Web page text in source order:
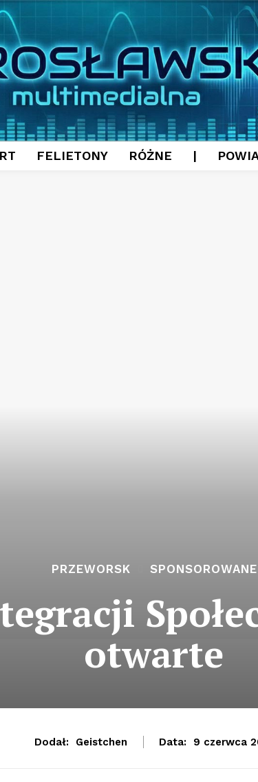
FELIETONY RÓŻNE |
PRZEWORSK SPONSOROWANE
otwarte
Dodał: Geistchen Data: 9 czerwca